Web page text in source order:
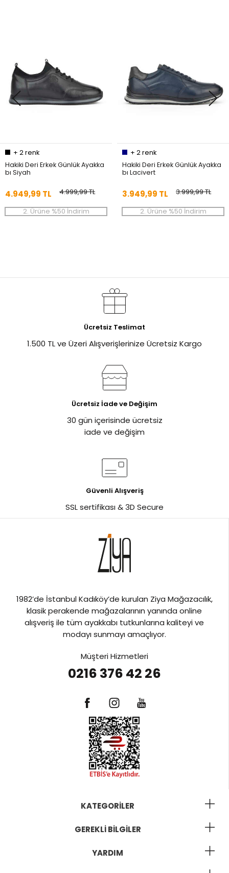
+ 2renk
Hakiki Deri Erkek Günlük Ayakka
bı Siyah
4.999,99 TL
4.949,99 TL
2. Ürüne %50 İndirim
+ 2renk
Hakiki Deri Erkek Günlük Ayakka
bı Lacivert
3.999,99 TL
3.949,99 TL
2. Ürüne %50 İndirim
Ücretsiz Teslimat
1.500 TL ve Üzeri Alışverişlerinize Ücretsiz Kargo
Ücretsiz İade ve Değişim
30 gün içerisinde ücretsiz
iade ve değişim
Güvenli Alışveriş
SSL sertifikası & 3D Secure
1982’de İstanbul Kadıköy’de kurulan Ziya Mağazacılık,
klasik perakende mağazalarının yanında online
alışveriş ile tüm ayakkabı tutkunlarına kaliteyi ve
modayı sunmayı amaçlıyor.
Müşteri Hizmetleri
0216 376 42 26
KATEGORILER
GEREKLI BILGILER
YARDIM